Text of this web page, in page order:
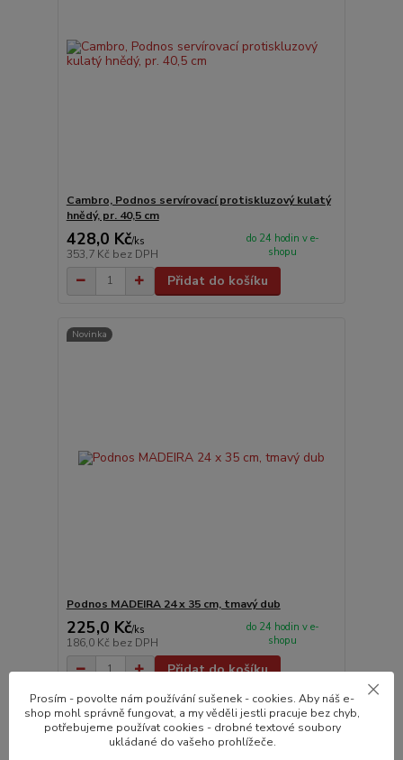
Cambro, Podnos servírovací protiskluzový kulatý
hnědý, pr. 40,5 cm
428,0 Kč/ks
353,7 Kč bez DPH
do 24 hodin v e-
shopu
Přidat do košíku
Novinka
Podnos MADEIRA 24 x 35 cm, tmavý dub
225,0 Kč/ks
186,0 Kč bez DPH
do 24 hodin v e-
shopu
Přidat do košíku
Novinka
Prosím - povolte nám používání sušenek - cookies. Aby náš e-
shop mohl správně fungovat, a my věděli jestli pracuje bez chyb,
potřebujeme používat cookies - drobné textové soubory
ukládané do vašeho prohlížeče.